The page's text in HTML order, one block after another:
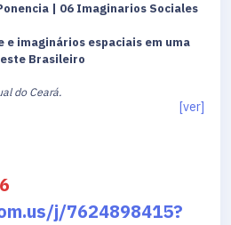
| 06 Imaginarios Sociales
e imaginários espaciais em uma
Brasileiro
do Ceará.
[ver]
j/7624898415?